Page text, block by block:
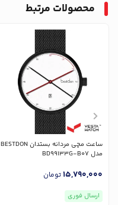
محصولات مرتبط
ساعت مچی مردانه بستدان BESTDON
مدل BD99133G-B07
15,790,000تومان
ارسال فوری